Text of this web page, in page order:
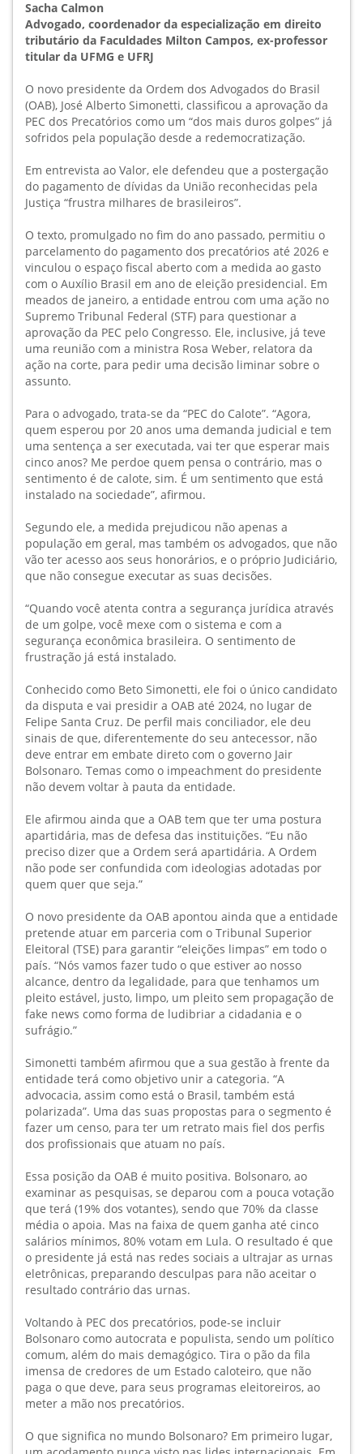
Sacha Calmon
Advogado, coordenador da especialização em direito
tributário da Faculdades Milton Campos, ex-professor
titular da UFMG e UFRJ
O novo presidente da Ordem dos Advogados do Brasil
(OAB), José Alberto Simonetti, classificou a aprovação da
PEC dos Precatórios como um “dos mais duros golpes” já
sofridos pela população desde a redemocratização.
Em entrevista ao Valor, ele defendeu que a postergação
do pagamento de dívidas da União reconhecidas pela
Justiça “frustra milhares de brasileiros”.
O texto, promulgado no fim do ano passado, permitiu o
parcelamento do pagamento dos precatórios até 2026 e
vinculou o espaço fiscal aberto com a medida ao gasto
com o Auxílio Brasil em ano de eleição presidencial. Em
meados de janeiro, a entidade entrou com uma ação no
Supremo Tribunal Federal (STF) para questionar a
aprovação da PEC pelo Congresso. Ele, inclusive, já teve
uma reunião com a ministra Rosa Weber, relatora da
ação na corte, para pedir uma decisão liminar sobre o
assunto.
Para o advogado, trata-se da “PEC do Calote”. “Agora,
quem esperou por 20 anos uma demanda judicial e tem
uma sentença a ser executada, vai ter que esperar mais
cinco anos? Me perdoe quem pensa o contrário, mas o
sentimento é de calote, sim. É um sentimento que está
instalado na sociedade”, afirmou.
Segundo ele, a medida prejudicou não apenas a
população em geral, mas também os advogados, que não
vão ter acesso aos seus honorários, e o próprio Judiciário,
que não consegue executar as suas decisões.
“Quando você atenta contra a segurança jurídica através
de um golpe, você mexe com o sistema e com a
segurança econômica brasileira. O sentimento de
frustração já está instalado.
Conhecido como Beto Simonetti, ele foi o único candidato
da disputa e vai presidir a OAB até 2024, no lugar de
Felipe Santa Cruz. De perfil mais conciliador, ele deu
sinais de que, diferentemente do seu antecessor, não
deve entrar em embate direto com o governo Jair
Bolsonaro. Temas como o impeachment do presidente
não devem voltar à pauta da entidade.
Ele afirmou ainda que a OAB tem que ter uma postura
apartidária, mas de defesa das instituições. “Eu não
preciso dizer que a Ordem será apartidária. A Ordem
não pode ser confundida com ideologias adotadas por
quem quer que seja.”
O novo presidente da OAB apontou ainda que a entidade
pretende atuar em parceria com o Tribunal Superior
Eleitoral (TSE) para garantir “eleições limpas” em todo o
país. “Nós vamos fazer tudo o que estiver ao nosso
alcance, dentro da legalidade, para que tenhamos um
pleito estável, justo, limpo, um pleito sem propagação de
fake news como forma de ludibriar a cidadania e o
sufrágio.”
Simonetti também afirmou que a sua gestão à frente da
entidade terá como objetivo unir a categoria. “A
advocacia, assim como está o Brasil, também está
polarizada”. Uma das suas propostas para o segmento é
fazer um censo, para ter um retrato mais fiel dos perfis
dos profissionais que atuam no país.
Essa posição da OAB é muito positiva. Bolsonaro, ao
examinar as pesquisas, se deparou com a pouca votação
que terá (19% dos votantes), sendo que 70% da classe
média o apoia. Mas na faixa de quem ganha até cinco
salários mínimos, 80% votam em Lula. O resultado é que
o presidente já está nas redes sociais a ultrajar as urnas
eletrônicas, preparando desculpas para não aceitar o
resultado contrário das urnas.
Voltando à PEC dos precatórios, pode-se incluir
Bolsonaro como autocrata e populista, sendo um político
comum, além do mais demagógico. Tira o pão da fila
imensa de credores de um Estado caloteiro, que não
paga o que deve, para seus programas eleitoreiros, ao
meter a mão nos precatórios.
O que significa no mundo Bolsonaro? Em primeiro lugar,